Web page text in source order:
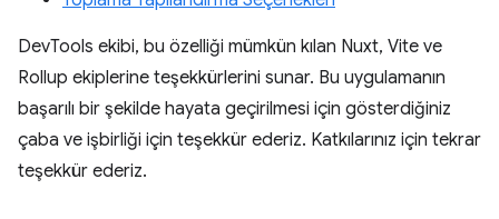
DevTools ekibi, bu özelliği mümkün kılan Nuxt, Vite ve
Rollup ekiplerine teşekkürlerini sunar. Bu uygulamanın
başarılı bir şekilde hayata geçirilmesi için gösterdiğiniz
çaba ve işbirliği için teşekkür ederiz. Katkılarınız için tekrar
teşekkür ederiz.